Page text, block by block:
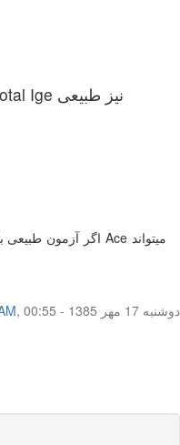
,
دوشنبه 17 مهر 1385 - 00:55